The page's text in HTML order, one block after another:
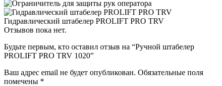
Гидравлический штабелер PROLIFT PRO TRV
Отзывов пока нет.
Будьте первым, кто оставил отзыв на “Ручной штабелер
PROLIFT PRO TRV 1020”
Ваш адрес email не будет опубликован. Обязательные поля
помечены *